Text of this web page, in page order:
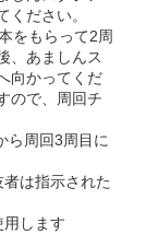
ください。
もらって2周
、あましんス
向かってくだ
ので、周回チ
周回3周目に
は指示された
します